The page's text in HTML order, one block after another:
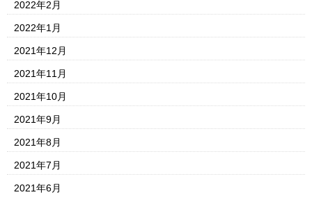
2022年2月
2022年1月
2021年12月
2021年11月
2021年10月
2021年9月
2021年8月
2021年7月
2021年6月